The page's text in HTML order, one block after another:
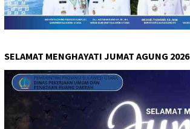
SELAMAT MENGHAYATI JUMAT AGUNG 2026